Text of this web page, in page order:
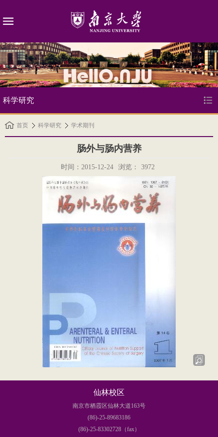
科学研究
首页 科学研究 学术期刊
肠外与肠内营养
时间：2015-12-24 浏览： 3972
仙林校区
南京市栖霞区仙林大道163号
(86)-25-89683186
(86)-25-83302728（fax）